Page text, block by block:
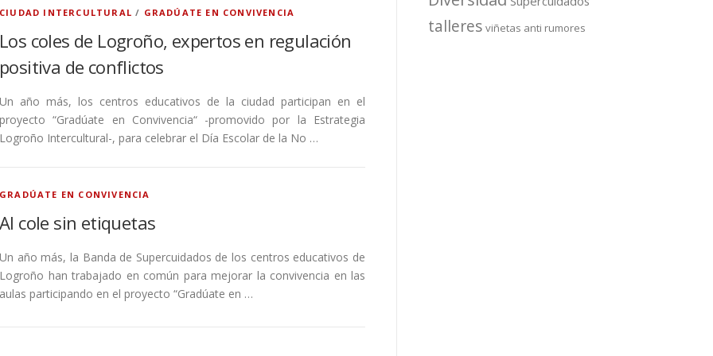
CIUDAD INTERCULTURAL / GRADÚATE EN CONVIVENCIA
Los coles de Logroño, expertos en regulación
positiva de conflictos
Un año más, los centros educativos de la ciudad participan en el
proyecto “Gradúate en Convivencia“ -promovido por la Estrategia
Logroño Intercultural-, para celebrar el Día Escolar de la No …
GRADÚATE EN CONVIVENCIA
Al cole sin etiquetas
Un año más, la Banda de Supercuidados de los centros educativos de
Logroño han trabajado en común para mejorar la convivencia en las
aulas participando en el proyecto “Gradúate en …
talleres viñetas anti rumores